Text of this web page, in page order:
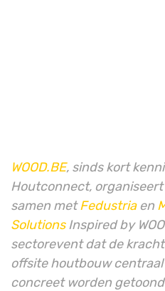
WOOD.BE, sinds kort
Houtconnect,
samen metFedustriaen
SolutionsInspired by
sectorevent dat de
offsite houtbouw
concreet worden